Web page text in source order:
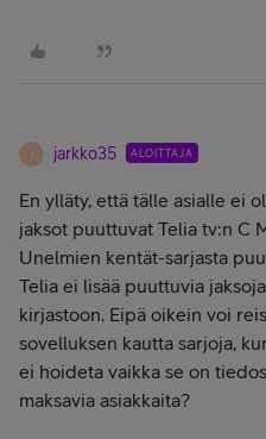
J jarkko35 ALOITTAJA
En ylläty, että tälle asialle ei
jaksot puuttuvat Telia tv:n C
Unelmien kentät-sarjasta
Telia ei lisää puuttuvia
kirjastoon. Eipä oikein voi
sovelluksen kautta sarjoja,
ei hoideta vaikka se on
maksavia asiakkaita?